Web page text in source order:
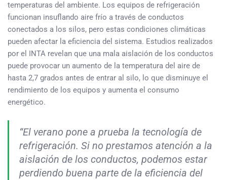
temperaturas del ambiente. Los equipos de refrigeración
funcionan insuflando aire frío a través de conductos
conectados a los silos, pero estas condiciones climáticas
pueden afectar la eficiencia del sistema. Estudios realizados
por el INTA revelan que una mala aislación de los conductos
puede provocar un aumento de la temperatura del aire de
hasta 2,7 grados antes de entrar al silo, lo que disminuye el
rendimiento de los equipos y aumenta el consumo
energético.
“El verano pone a prueba la tecnología de
refrigeración. Si no prestamos atención a la
aislación de los conductos, podemos estar
perdiendo buena parte de la eficiencia del